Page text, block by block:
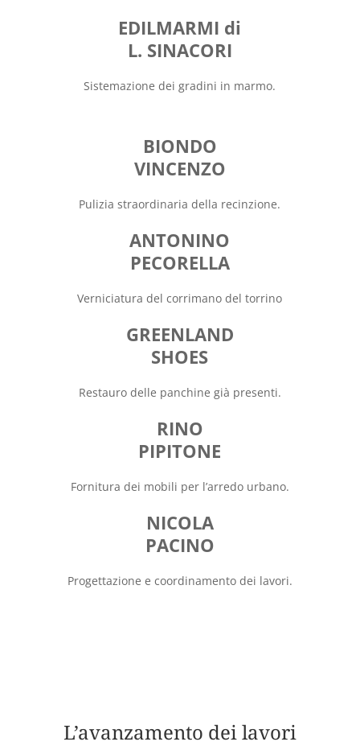
EDILMARMI di
L. SINACORI
Sistemazione dei gradini in marmo.
BIONDO
VINCENZO
Pulizia straordinaria della recinzione.
ANTONINO
PECORELLA
Verniciatura del corrimano del torrino
GREENLAND
SHOES
Restauro delle panchine già presenti.
RINO
PIPITONE
Fornitura dei mobili per l’arredo urbano.
NICOLA
PACINO
Progettazione e coordinamento dei lavori.
L’avanzamento dei lavori